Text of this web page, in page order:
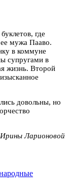
где
мужа Пааво.
в коммуне
супругами в
жизнь. Второй
довольны, но
Ларионовой